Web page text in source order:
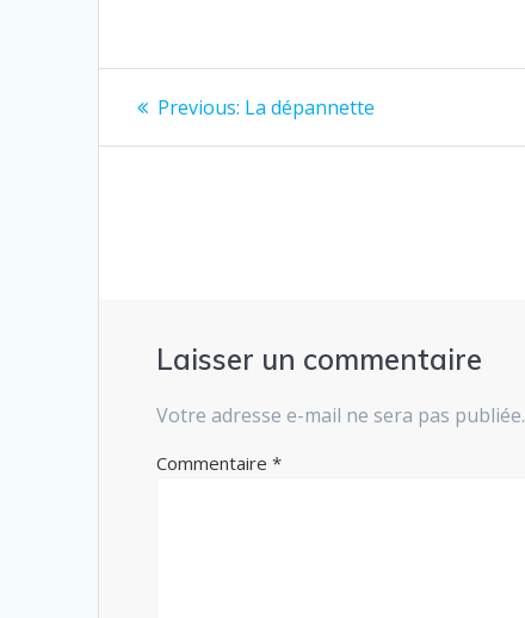
Navigation
de
Previous: Previous
La dépannette
Laisser un commentaire
Votre adresse e-mail ne sera pas publiée.
Commentaire*